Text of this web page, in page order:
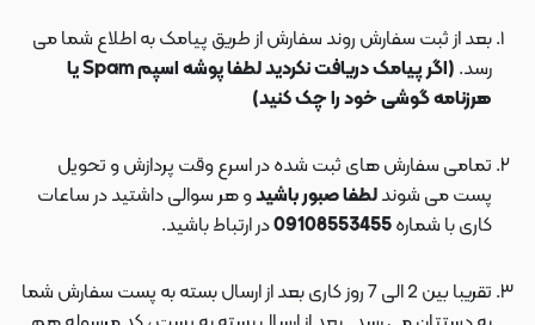
بعد از ثبت سفارش روند سفارش از طریق پیامک به اطلاع شما می
رسد.
(اگر پیامک دریافت نکردید لطفا پوشه اسپم Spam یا
هرزنامه گوشی خود را چک کنید)
تمامی سفارش های ثبت شده در اسرع وقت پردازش و تحویل
پست می شوندلطفا صبور باشیدو هر سوالی داشتید در ساعات
کاری با شماره
در ارتباط باشید.
تقریبا بین 2 الی 7 روز کاری بعد از ارسال بسته به پست سفارش شما